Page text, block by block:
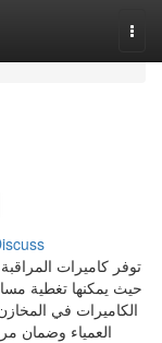
توفر كاميرات
حيث يمكنها تغطية
الكاميرات في
العمياء وضمان